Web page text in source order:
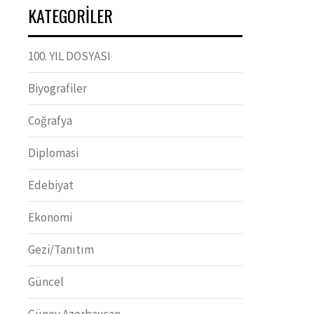
KATEGORILER
100. YIL DOSYASI
Biyografiler
Coğrafya
Diplomasi
Edebiyat
Ekonomi
Gezi/Tanıtım
Güncel